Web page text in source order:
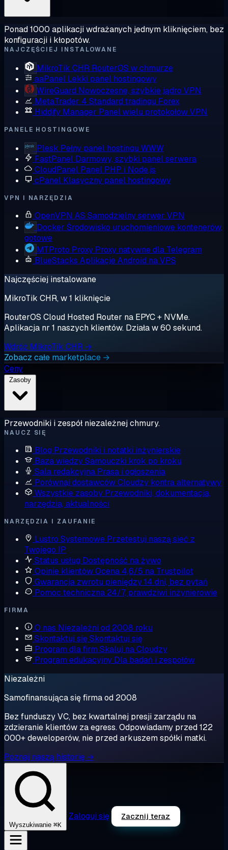
Ponad 1000 aplikacji wdrażanych jednym kliknięciem, bez
konfiguracji i kłopotów.
NAJCZĘŚCIEJ INSTALOWANE
MikroTik CHR RouterOS w chmurze
aaPanel Lekki panel hostingowy
WireGuard Nowoczesne, szybkie jądro VPN
MetaTrader 4 Standard tradingu Forex
Hiddify Manager Panel wielu protokołów VPN
PANELE HOSTINGOWE
Plesk Pełny panel hostingu WWW
FastPanel Darmowy, szybki panel serwera
CloudPanel Panel PHP i Node.js
cPanel Klasyczny panel hostingowy
VPN I NARZĘDZIA
OpenVPN AS Samodzielny serwer VPN
Docker Środowisko uruchomieniowe kontenerów,
gotowe
MTProto Proxy Proxy natywne dla Telegram
BlueStacks Aplikacje Android na VPS
Najczęściej instalowane
MikroTik CHR, w 1 kliknięcie
RouterOS Cloud Hosted Router na EPYC + NVMe.
Aplikacja nr 1 naszych klientów. Działa w 60 sekund.
Wdróż MikroTik CHR →
Zobacz całe marketplace →
Ceny
Przewodniki i zespół niezależnej chmury.
NAUCZ SIĘ
Blog Przewodniki i notatki inżynierskie
Baza wiedzySamouczki krok po kroku
Sala redakcyjna Prasa i ogłoszenia
Porównaj dostawcówCloudzy kontra alternatywy
Wszystkie zasoby Przewodniki, dokumentacja,
narzędzia, aktualności
NARZĘDZIA I ZAUFANIE
Lustro Systemowe Przetestuj naszą sieć z
Twojego IP
Status usług Dostępność na żywo
Opinie klientówOcena 4,6/5 na Trustpilot
Gwarancja zwrotu pieniędzy14 dni, bez pytań
Pomoc techniczna 24/7, prawdziwi inżynierowie
FIRMA
O nas Niezależni od 2008 roku
Skontaktuj sięSkontaktuj się
Program dla firm Skaluj na Cloudzy
Program edukacyjny Dla badań i zespołów
Niezależni
Samofinansująca się firma od 2008
Bez funduszy VC, bez kwartalnej presji zarządu na
zdzieranie klientów za egress. Odpowiadamy przed 122
000+ deweloperów, nie przed arkuszem spółki matki.
Poznaj naszą historię →
Wyszukiwanie ⌘K
Zaloguj się Zacznij teraz